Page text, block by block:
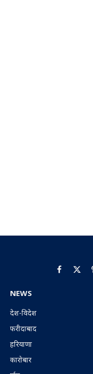
Facebook
X
NEWS
देश-विदेश
फरीदाबाद
हरियाणा
कारोबार